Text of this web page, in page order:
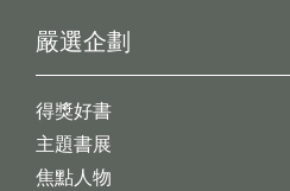
嚴選企劃
得獎好書
主題書展
焦點人物